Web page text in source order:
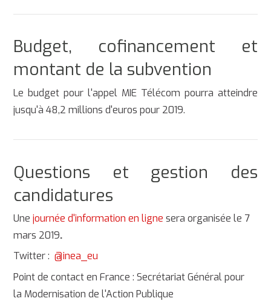
Budget, cofinancement et
montant de la subvention
Le budget pour l'appel MIE Télécom pourra atteindre
jusqu'à 48,2 millions d'euros pour 2019.
Questions et gestion des
candidatures
Unejournée d'information en ligne sera organisée le 7
mars 2019.
Twitter :@inea_eu
Point de contact en France : Secrétariat Général pour
la Modernisation de l'Action Publique